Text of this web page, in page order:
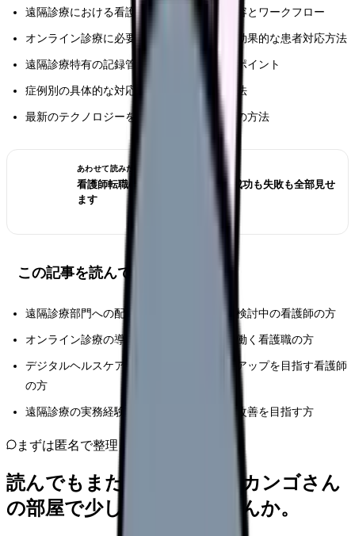
遠隔診療における看護師の具体的な業務内容とワークフロー
オンライン診療に必要なデジタルスキルと効果的な患者対応方法
遠隔診療特有の記録管理と安全管理の実践ポイント
症例別の具体的な対応方法とトラブル対処法
最新のテクノロジーを活用した業務効率化の方法
あわせて読みたい
看護師転職のリアル体験談12選｜成功も失敗も全部見せ
ます
この記事を読んでほしい人
遠隔診療部門への配属が決まった、または検討中の看護師の方
オンライン診療の導入を進める医療機関で働く看護職の方
デジタルヘルスケアに関心があり、スキルアップを目指す看護師
の方
遠隔診療の実務経験があり、さらなる業務改善を目指す方
まずは匿名で整理
読んでもまだ苦しいなら、カンゴさん
の部屋で少し話してみませんか。